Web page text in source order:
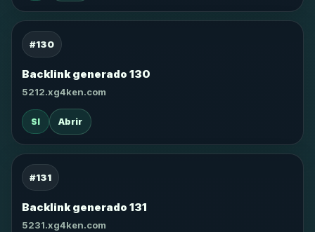
#130
Backlink generado 130
5212.xg4ken.com
SI Abrir
#131
Backlink generado 131
5231.xg4ken.com